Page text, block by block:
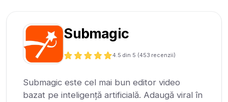
Submagic
4.5 din 5 (453 recenzii)
Submagic este cel mai bun editor video
bazat pe inteligență artificială. Adaugă viral în